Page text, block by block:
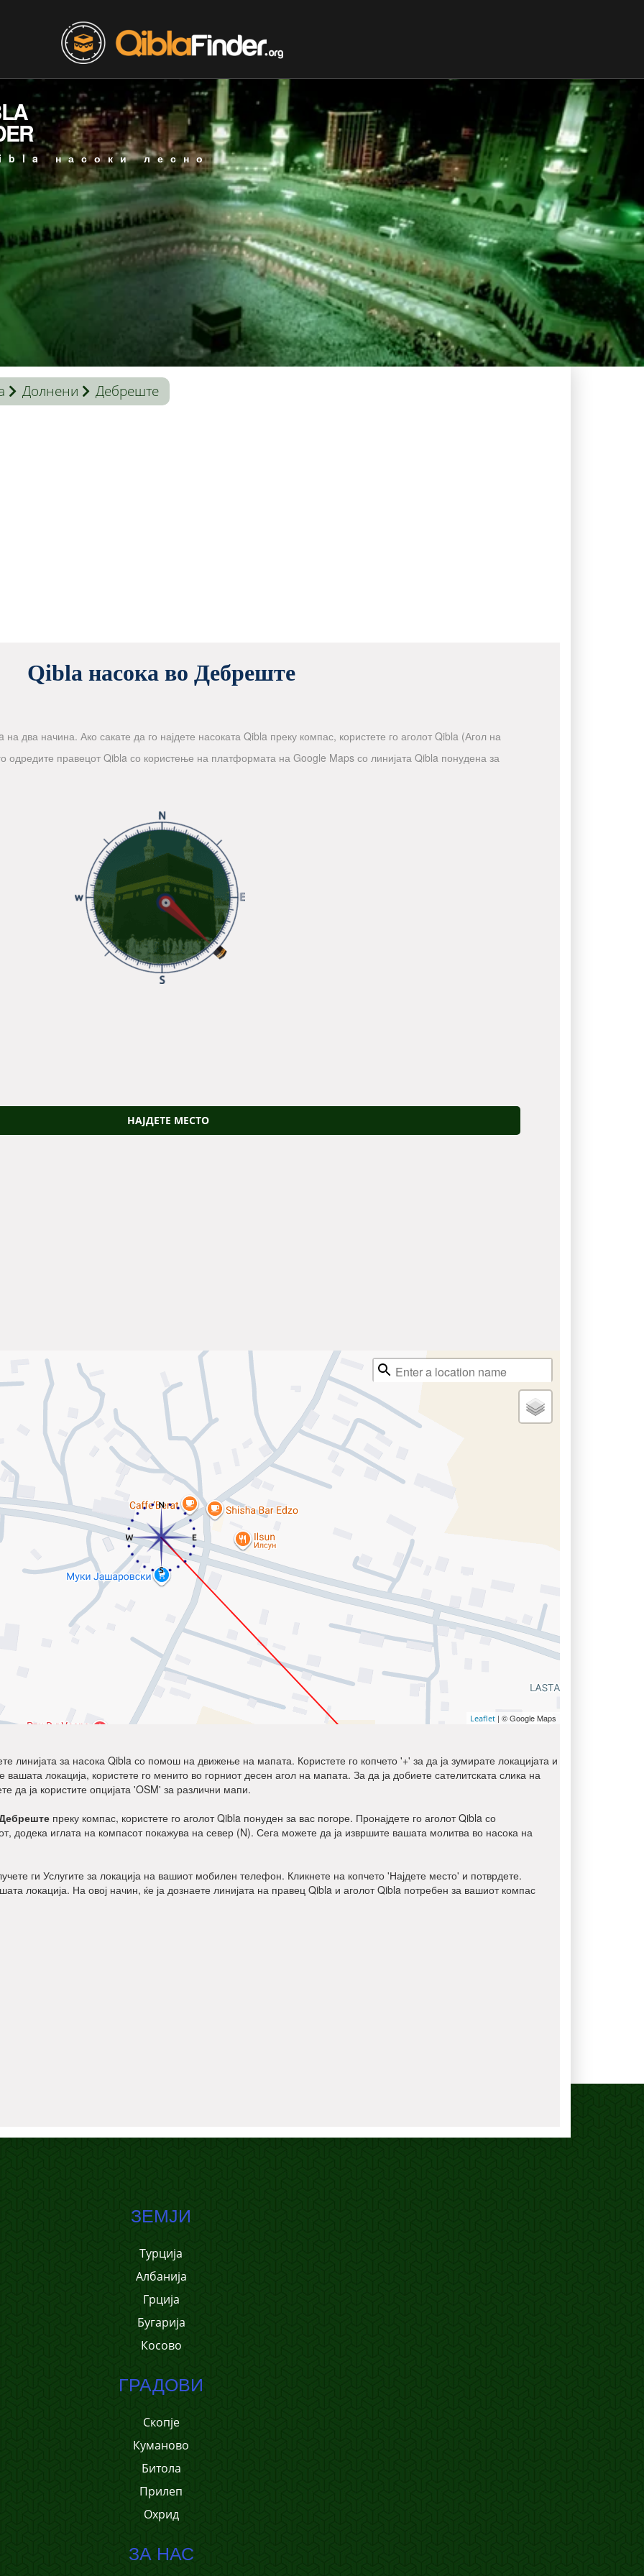
насоки лесно
Долнени Дебреште
Qibla насока во Дебреште
два начина. Ако сакате да го најдете насоката Qibla преку компас, користете го аголот Qibla (Агол на
правецот Qibla со користење на платформата на Google Maps со линијата Qibla понудена за
НАЈДЕТЕ МЕСТО
Leaflet | © Google Maps
линијата за насока Qibla со помош на движење на мапата. Користете го копчето '+' за да ја зумирате локацијата и
вашата локација, користете го менито во горниот десен агол на мапата. За да ја добиете сателитската слика на
да ја користите опцијата 'OSM' за различни мапи.
преку компас, користете го аголот Qibla понуден за вас погоре. Пронајдете го аголот Qibla со
додека иглата на компасот покажува на север (N). Сега можете да ја извршите вашата молитва во насока на
ги Услугите за локација на вашиот мобилен телефон. Кликнете на копчето 'Најдете место' и потврдете.
локација. На овој начин, ќе ја дознаете линијата на правец Qibla и аголот Qibla потребен за вашиот компас
ЗЕМЈИ
Турција
Албанија
Грција
Бугарија
Косово
ГРАДОВИ
Скопје
Куманово
Битола
Прилеп
Охрид
ЗА НАС